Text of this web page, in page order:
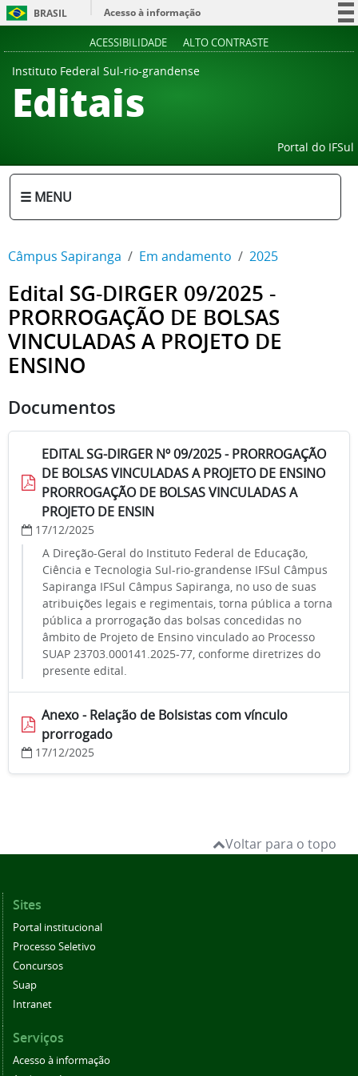
BRASIL
Acesso à informação
ACESSIBILIDADE ALTO CONTRASTE
Instituto Federal Sul-rio-grandense
Editais
Portal do IFSul
☰ MENU
Câmpus Sapiranga Em andamento 2025
Edital SG-DIRGER 09/2025 -
PRORROGAÇÃO DE BOLSAS
VINCULADAS A PROJETO DE
ENSINO
Documentos
EDITAL SG-DIRGER Nº 09/2025 - PRORROGAÇÃO
DE BOLSAS VINCULADAS A PROJETO DE ENSINO
PRORROGAÇÃO DE BOLSAS VINCULADAS A
PROJETO DE ENSIN
17/12/2025
A Direção-Geral do Instituto Federal de Educação,
Ciência e Tecnologia Sul-rio-grandense IFSul Câmpus
Sapiranga IFSul Câmpus Sapiranga, no uso de suas
atribuições legais e regimentais, torna pública a torna
pública a prorrogação das bolsas concedidas no
âmbito de Projeto de Ensino vinculado ao Processo
SUAP 23703.000141.2025-77, conforme diretrizes do
presente edital.
Anexo - Relação de Bolsistas com vínculo
prorrogado
17/12/2025
Voltar para o topo
Sites
Portal institucional
Processo Seletivo
Concursos
Suap
Intranet
Serviços
Acesso à informação